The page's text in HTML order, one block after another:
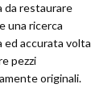
da restaurare
una ricerca
accurata volta
pezzi
originali.